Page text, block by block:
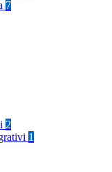
7
2
1